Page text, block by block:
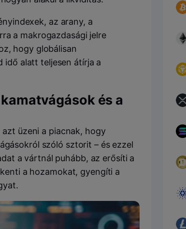
az arany, a
a makrogazdasági jelre
hogy globálisan
idő alatt teljesen átírja a
és a
üzeni a piacnak, hogy
szóló sztorit – és ezzel
a vártnál puhább, az erősíti a
a hozamokat, gyengíti a